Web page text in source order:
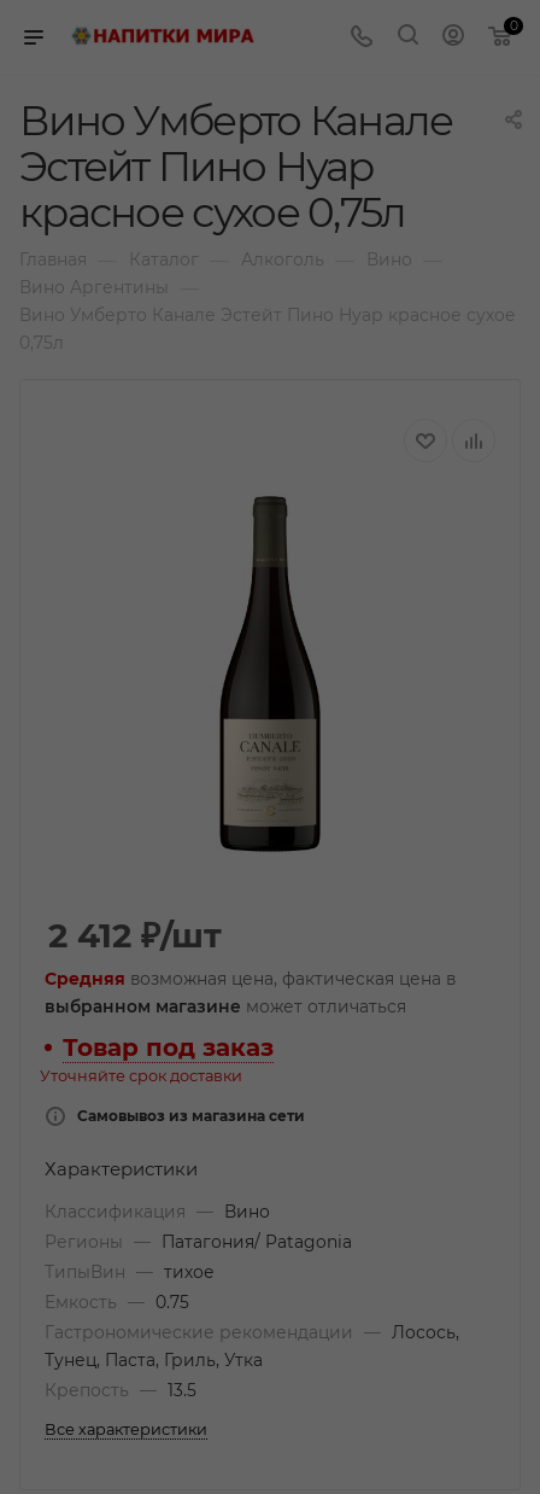
0
Вино Умберто Канале
Эстейт Пино Нуар
красное сухое 0,75л
Главная Каталог Алкоголь Вино
Вино Аргентины
Вино Умберто Канале Эстейт Пино Нуар красное сухое
0,75л
2 412 ₽/шт
Средняя возможная цена, фактическая цена в
выбранном магазине может отличаться
Товар под заказ
Уточняйте срок доставки
Самовывоз из магазина сети
Характеристики
Классификация —
Вино
Регионы
—
Патагония/ Patagonia
ТипыВин
— тихое
Емкость
—
0.75
Гастрономические рекомендации
—
Лосось,
Тунец, Паста, Гриль, Утка
Крепость
— 13.5
Все характеристики